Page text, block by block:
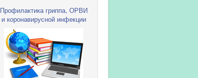
Профилактика гриппа, ОРВИ
и коронавирусной инфекции